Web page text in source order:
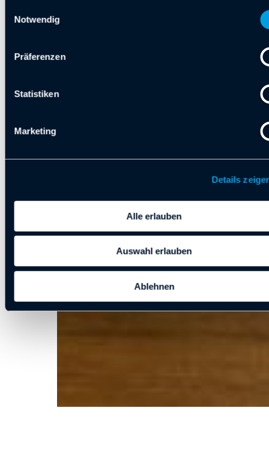
Notwendig
Präferenzen
Statistiken
Marketing
Details
Alle erlauben
Auswahl erlauben
Ablehnen